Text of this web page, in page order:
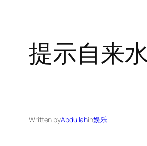
提示自来
Written byAbdullahin娱乐